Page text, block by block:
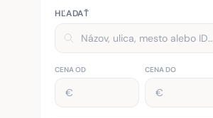
HĽADAŤ
CENA OD CENA DO